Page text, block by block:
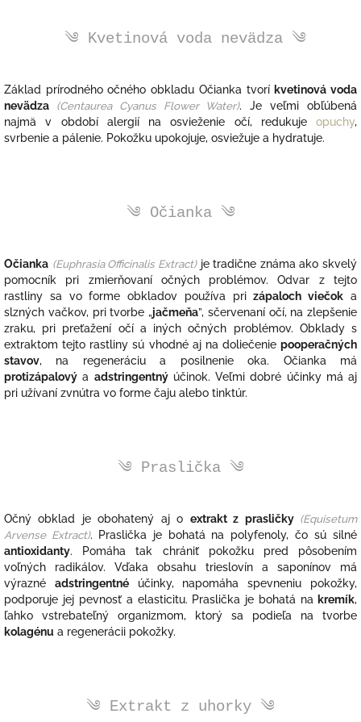
༄ Kvetinová voda nevädza༄
Základ prírodného očného obkladu Očianka tvorí kvetinová voda
nevädza (Centaurea Cyanus Flower Water). Je veľmi obľúbená
najmä v období alergií na osvieženie očí, redukuje opuchy,
svrbenie a pálenie. Pokožku upokojuje, osviežuje a hydratuje.
༄ Očianka༄
Očianka (Euphrasia Officinalis Extract) je tradične známa ako skvelý
pomocník pri zmierňovaní očných problémov. Odvar z tejto
rastliny sa vo forme obkladov používa prizápaloch viečok a
slzných vačkov, pri tvorbe „jačmeňa”, sčervenaní očí, na zlepšenie
zraku, pri preťažení očí a iných očných problémov. Obklady s
extraktom tejto rastliny sú vhodné aj na doliečenie pooperačných
stavov, na regeneráciu a posilnenie oka. Očianka má
protizápalový a adstringentnýúčinok. Veľmi dobré účinky má aj
pri užívaní zvnútra vo forme čaju alebo tinktúr.
༄ Praslička༄
Očný obklad je obohatený aj o extrakt z prasličky (Equisetum
Arvense Extract). Praslička je bohatá na polyfenoly, čo sú silné
antioxidanty. Pomáha tak chrániť pokožku pred pôsobením
voľných radikálov. Vďaka obsahu trieslovín a saponínov má
výrazné adstringentnéúčinky, napomáha spevneniu pokožky,
podporuje jej pevnosť a elasticitu. Praslička je bohatá na kremík,
ľahko vstrebateľný organizmom, ktorý sa podieľa na tvorbe
kolagénu a regenerácii pokožky.
༄ Extrakt z uhorky ༄